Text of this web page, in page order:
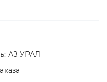
АЗ УРАЛ